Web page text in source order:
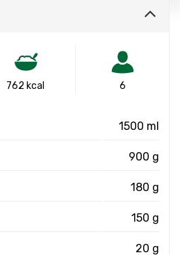
762 kcal 6
1500 ml
900 g
180 g
150 g
20 g